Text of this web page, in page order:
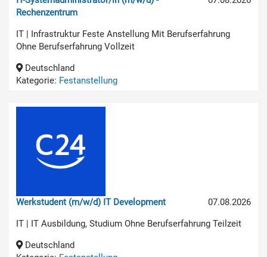
Rechenzentrum
IT | Infrastruktur Feste Anstellung Mit Berufserfahrung
Ohne Berufserfahrung Vollzeit
Deutschland
Kategorie: Festanstellung
07.08.2026
Werkstudent (m/w/d) IT Development
IT | IT Ausbildung, Studium Ohne Berufserfahrung Teilzeit
Deutschland